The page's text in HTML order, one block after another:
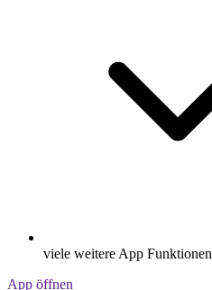
viele weitere App Funktionen
App öffnen